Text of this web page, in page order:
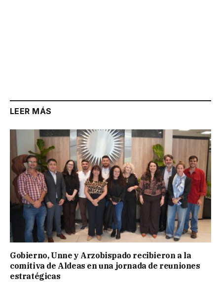
LEER MÁS
Gobierno, Unne y Arzobispado recibieron a la
comitiva de Aldeas en una jornada de reuniones
estratégicas